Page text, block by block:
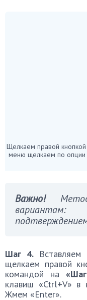
Щелкаем правой
меню щелкаем по опции
Важно!
Шаг 4.
щелкаем правой
командой на
клавиш «Ctrl+V» в
Жмем «Enter».